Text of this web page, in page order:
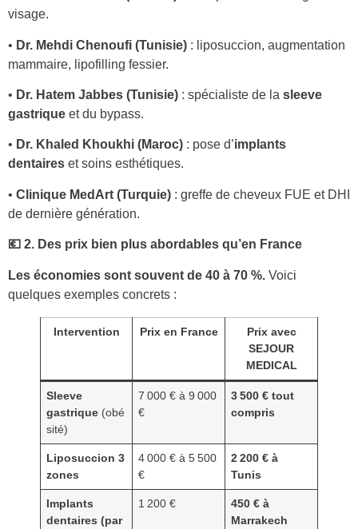
visage.
• Dr. Mehdi Chenoufi (Tunisie) : liposuccion, augmentation
mammaire, lipofilling fessier.
• Dr. Hatem Jabbes (Tunisie) : spécialiste de la sleeve
gastrique et du bypass.
• Dr. Khaled Khoukhi (Maroc) : pose d’implants
dentaires et soins esthétiques.
• Clinique MedArt (Turquie) : greffe de cheveux FUE et DHI
de dernière génération.
💶 2. Des prix bien plus abordables qu’en France
Les économies sont souvent de 40 à 70 %. Voici
quelques exemples concrets :
Intervention Prix en France
Prix avec
SEJOUR
MEDICAL
Sleeve
gastrique (obé
sité)
7 000 € à 9 000
€
3 500 € tout
compris
Liposuccion 3
zones
4 000 € à 5 500
€
2 200 € à
Tunis
Implants
dentaires (par
1 200 €
450 € à
Marrakech